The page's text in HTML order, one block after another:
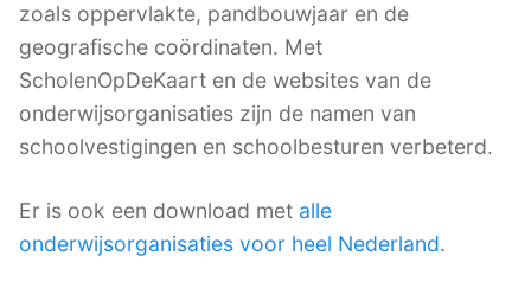
zoals oppervlakte, pandbouwjaar en de
geografische coördinaten. Met
ScholenOpDeKaart en de websites van de
onderwijsorganisaties zijn de namen van
schoolvestigingen en schoolbesturen verbeterd.
Er is ook een download met alle
onderwijsorganisaties voor heel Nederland.